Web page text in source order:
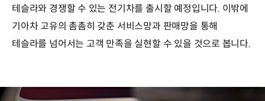
테슬라와 경쟁할 수 있는 전기차를 출시할 예정입니다. 이밖에
기아차 고유의 촘촘히 갖춘 서비스망과 판매망을 통해
테슬라를 넘어서는 고객 만족을 실현할 수 있을 것으로 봅니다.